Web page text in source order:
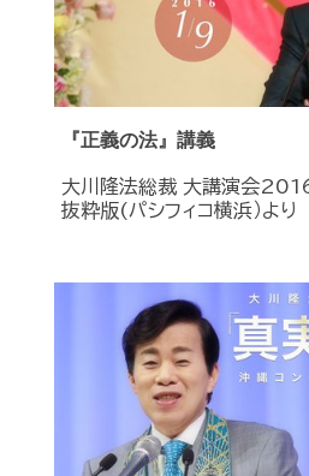
『正義の法』講義
大川隆法総裁 大講演会2016
抜粋版(パシフィコ横浜）より